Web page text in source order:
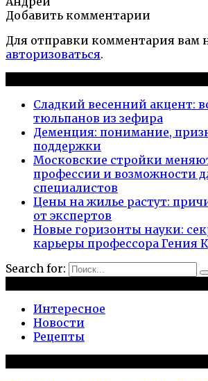
Добавить комментарии
Для отправки комментария вам
авторизоваться.
Сладкий весенний акцент:
тюльпанов из зефира
Деменция: понимание,
поддержки
Московские стройки
профессии и возможности
специалистов
Цены на жилье растут:
от экспертов
Новые горизонты науки:
карьеры профессора Гения
Search for:
Интересное
Новости
Рецепты